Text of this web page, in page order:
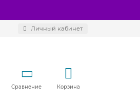
Личный кабинет
Сравнение Корзина